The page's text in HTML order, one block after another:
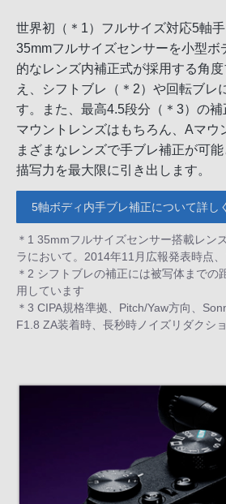
世界初（＊1）フルサイズ対応5軸
35mmフルサイズセンサーを小型ボ
的なレンズ内補正式が採用する角
え、シフトブレ（＊2）や回転ブレ
す。また、最高4.5段分（＊3）の
マウントレンズはもちろん、Aマウ
まざまなレンズで手ブレ補正が可
描写力を最大限に引き出します。
5軸ボディ内手ブレ補正について詳し
＊1 35mmフルサイズセンサー搭載レン
ラにおいて。2014年11月広報発表時点
＊2 シフトブレの補正には被写体までの
用しています
＊3 CIPA規格準拠、Pitch/Yaw方向、
F1.8 ZA装着時、長秒時ノイズリダクシ